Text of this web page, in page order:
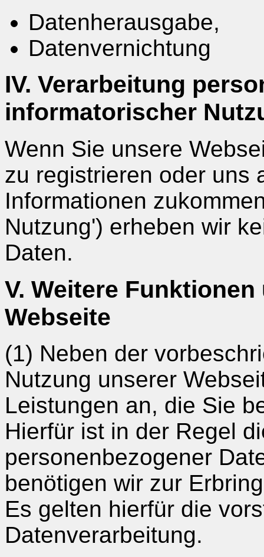
Datenherausgabe,
Datenvernichtung
IV. Verarbeitung
informatorischer
Wenn Sie unsere
zu registrieren oder uns
Informationen
Nutzung') erheben wir
Daten.
V. Weitere
Webseite
(1) Neben der
Nutzung unserer
Leistungen an, die Sie
Hierfür ist in der Regel
personenbezogener
benötigen wir zur
Es gelten hierfür die
Datenverarbeitung.